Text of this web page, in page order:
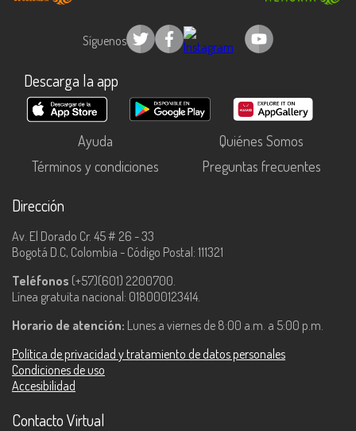
Síguenos
Descarga la app
Ayuda
Quiénes Somos
Términos y condiciones
Preguntas frecuentes
Dirección
Av. El Dorado Cr. 45 # 26 - 33
Bogotá D.C, Colombia - Código Postal: 111321
Teléfonos (+57)(601) 2200700.
Línea gratuita nacional: 018000123414.
Horario de atención: Lunes a viernes de 8:00 a.m. a 5:00 p.m.
Política de privacidad y tratamiento de datos personales
Condiciones de uso
Accesibilidad
Contacto Virtual